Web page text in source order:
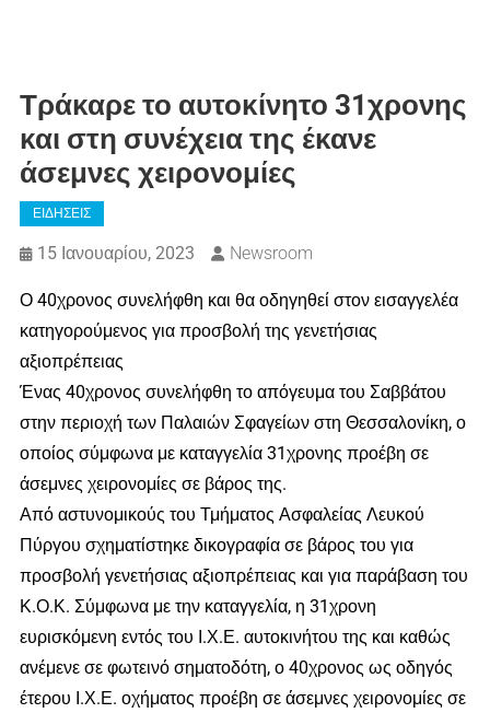
Τράκαρε το αυτοκίνητο 31χρονης
και στη συνέχεια της έκανε
άσεμνες χειρονομίες
ΕΙΔΗΣΕΙΣ
15 Ιανουαρίου, 2023 Newsroom
Ο 40χρονος συνελήφθη και θα οδηγηθεί στον εισαγγελέα
κατηγορούμενος για προσβολή της γενετήσιας
αξιοπρέπειας
Ένας 40χρονος συνελήφθη το απόγευμα του Σαββάτου
στην περιοχή των Παλαιών Σφαγείων στη Θεσσαλονίκη, ο
οποίος σύμφωνα με καταγγελία 31χρονης προέβη σε
άσεμνες χειρονομίες σε βάρος της.
Από αστυνομικούς του Τμήματος Ασφαλείας Λευκού
Πύργου σχηματίστηκε δικογραφία σε βάρος του για
προσβολή γενετήσιας αξιοπρέπειας και για παράβαση του
Κ.Ο.Κ. Σύμφωνα με την καταγγελία, η 31χρονη
ευρισκόμενη εντός του Ι.Χ.Ε. αυτοκινήτου της και καθώς
ανέμενε σε φωτεινό σηματοδότη, ο 40χρονος ως οδηγός
έτερου Ι.Χ.Ε. οχήματος προέβη σε άσεμνες χειρονομίες σε